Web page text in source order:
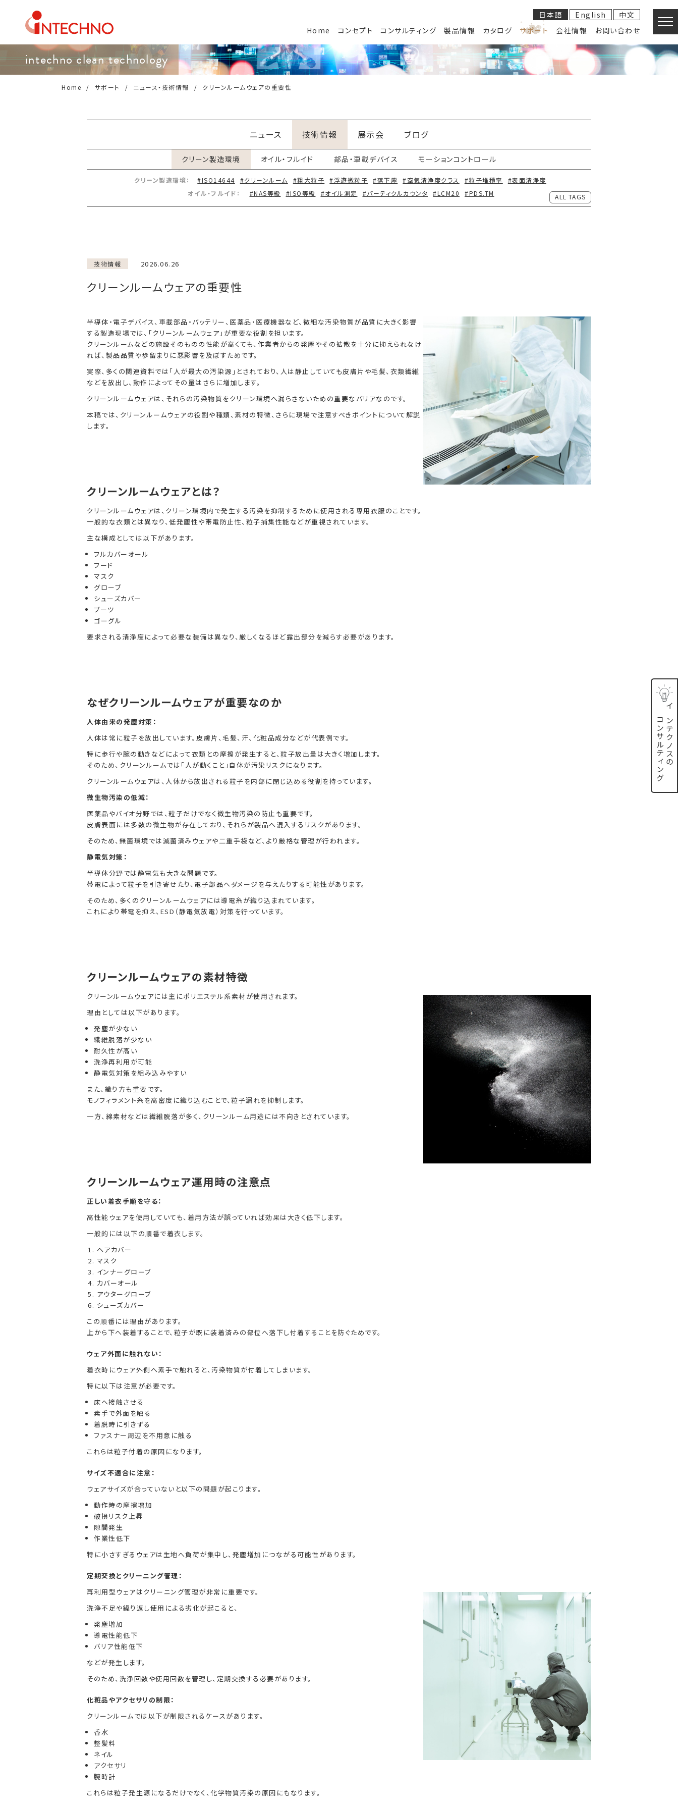
日本語 English
中文
Home
コンセプト コンサルティング 製品情報 カタログ サポート 会社情報 お問い合わせ
インテクノスの
コンサルティング
intechno clean technology
Home サポート ニュース・技術情報 クリーンルームウェアの重要性
ニュース 技術情報 展示会 ブログ
クリーン製造環境 オイル・フルイド 部品・車載デバイス モーションコントロール
クリーン製造環境： #ISO14644 #クリーンルーム #粗大粒子 #浮遊微粒子 #落下塵 #空気清浄度クラス #粒子堆積率
#表面清浄度
オイル・フルイド：
#NAS等級 #ISO等級 #オイル測定 #パーティクルカウンタ #LCM20 #PDS.TM ALL TAGS
技術情報 2026.06.26
クリーンルームウェアの重要性
半導体・電子デバイス、車載部品・バッテリー、医薬品・医療機器など、微細な汚染物質が品質に大きく影響
する製造現場では、「クリーンルームウェア」が重要な役割を担います。
クリーンルームなどの施設そのものの性能が高くても、作業者からの発塵やその拡散を十分に抑えられなけ
れば、製品品質や歩留まりに悪影響を及ぼすためです。
実際、多くの関連資料では「人が最大の汚染源」とされており、人は静止していても皮膚片や毛髪、衣類繊維
などを放出し、動作によってその量はさらに増加します。
クリーンルームウェアは、それらの汚染物質をクリーン環境へ漏らさないための重要なバリアなのです。
本稿では、クリーンルームウェアの役割や種類、素材の特徴、さらに現場で注意すべきポイントについて解説
します。
クリーンルームウェアとは？
クリーンルームウェアは、クリーン環境内で発生する汚染を抑制するために使用される専用衣服のことです。
一般的な衣類とは異なり、低発塵性や帯電防止性、粒子捕集性能などが重視されています。
主な構成としては以下があります。
フルカバーオール
フード
マスク
グローブ
シューズカバー
ブーツ
ゴーグル
要求される清浄度によって必要な装備は異なり、厳しくなるほど露出部分を減らす必要があります。
なぜクリーンルームウェアが重要なのか
人体由来の発塵対策：
人体は常に粒子を放出しています。皮膚片、毛髪、汗、化粧品成分などが代表例です。
特に歩行や腕の動きなどによって衣類との摩擦が発生すると、粒子放出量は大きく増加します。
そのため、クリーンルームでは「人が動くこと」自体が汚染リスクになります。
クリーンルームウェアは、人体から放出される粒子を内部に閉じ込める役割を持っています。
微生物汚染の低減：
医薬品やバイオ分野では、粒子だけでなく微生物汚染の防止も重要です。
皮膚表面には多数の微生物が存在しており、それらが製品へ混入するリスクがあります。
そのため、無菌環境では滅菌済みウェアや二重手袋など、より厳格な管理が行われます。
静電気対策：
半導体分野では静電気も大きな問題です。
帯電によって粒子を引き寄せたり、電子部品へダメージを与えたりする可能性があります。
そのため、多くのクリーンルームウェアには導電糸が織り込まれています。
これにより帯電を抑え、ESD（静電気放電）対策を行っています。
クリーンルームウェアの素材特徴
クリーンルームウェアには主にポリエステル系素材が使用されます。
理由としては以下があります。
発塵が少ない
繊維脱落が少ない
耐久性が高い
洗浄再利用が可能
静電気対策を組み込みやすい
また、織り方も重要です。
モノフィラメント糸を高密度に織り込むことで、粒子漏れを抑制します。
一方、綿素材などは繊維脱落が多く、クリーンルーム用途には不向きとされています。
クリーンルームウェア運用時の注意点
正しい着衣手順を守る：
高性能ウェアを使用していても、着用方法が誤っていれば効果は大きく低下します。
一般的には以下の順番で着衣します。
ヘアカバー
マスク
インナーグローブ
カバーオール
アウターグローブ
シューズカバー
この順番には理由があります。
上から下へ装着することで、粒子が既に装着済みの部位へ落下し付着することを防ぐためです。
ウェア外面に触れない：
着衣時にウェア外側へ素手で触れると、汚染物質が付着してしまいます。
特に以下は注意が必要です。
床へ接触させる
素手で外面を触る
着脱時に引きずる
ファスナー周辺を不用意に触る
これらは粒子付着の原因になります。
サイズ不適合に注意：
ウェアサイズが合っていないと以下の問題が起こります。
動作時の摩擦増加
破損リスク上昇
隙間発生
作業性低下
特に小さすぎるウェアは生地へ負荷が集中し、発塵増加につながる可能性があります。
定期交換とクリーニング管理：
再利用型ウェアはクリーニング管理が非常に重要です。
洗浄不足や繰り返し使用による劣化が起こると、
発塵増加
導電性能低下
バリア性能低下
などが発生します。
そのため、洗浄回数や使用回数を管理し、定期交換する必要があります。
化粧品やアクセサリの制限：
クリーンルームでは以下が制限されるケースがあります。
香水
整髪料
ネイル
アクセサリ
腕時計
これらは粒子発生源になるだけでなく、化学物質汚染の原因にもなります。